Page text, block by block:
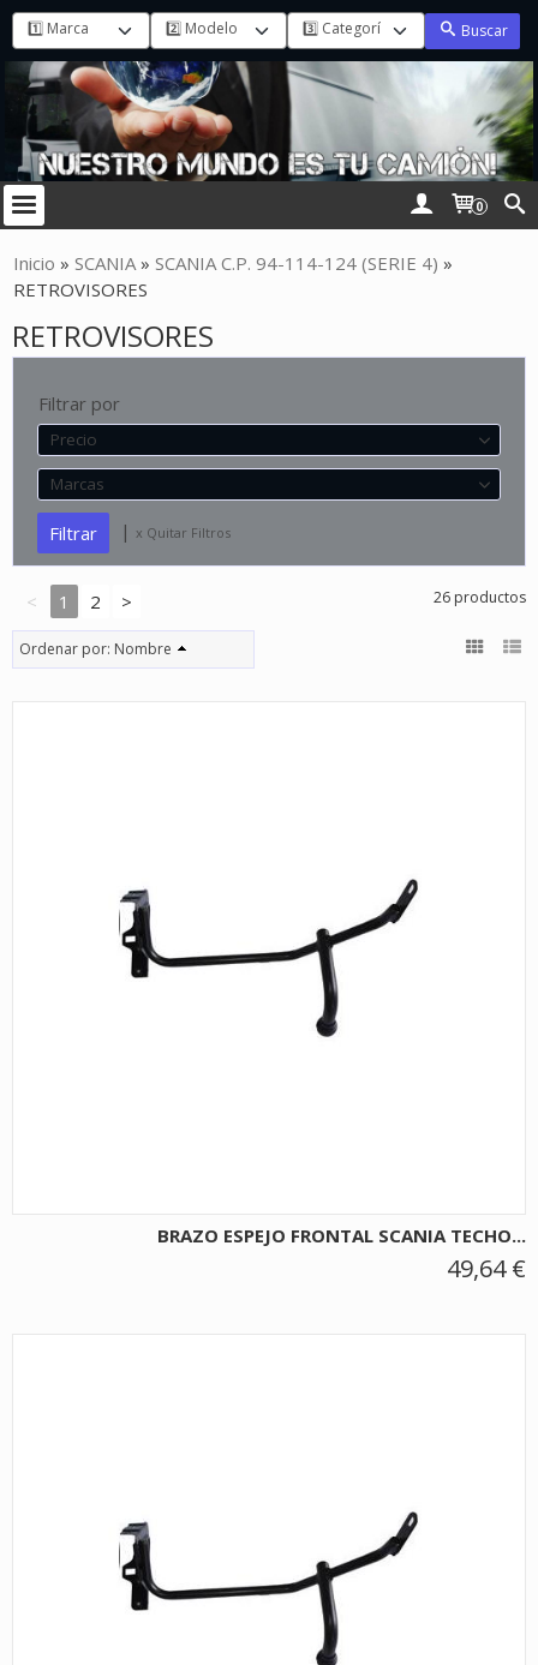
Buscar
0
Inicio » SCANIA» SCANIA C.P. 94-114-124 (SERIE 4) »
RETROVISORES
RETROVISORES
Filtrar por
Precio
Marcas
| x Quitar Filtros
< 1 2 > 26 productos
Ordenar por: Nombre
BRAZO ESPEJO FRONTAL SCANIA TECHO...
49,64 €